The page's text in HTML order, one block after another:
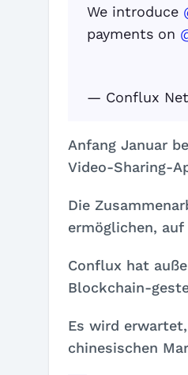
We introduce
payments on
— Conflux
Anfang Januar
Video-Sharing-
Die
ermöglichen,
Conflux hat
Blockchain-
Es wird
chinesischen